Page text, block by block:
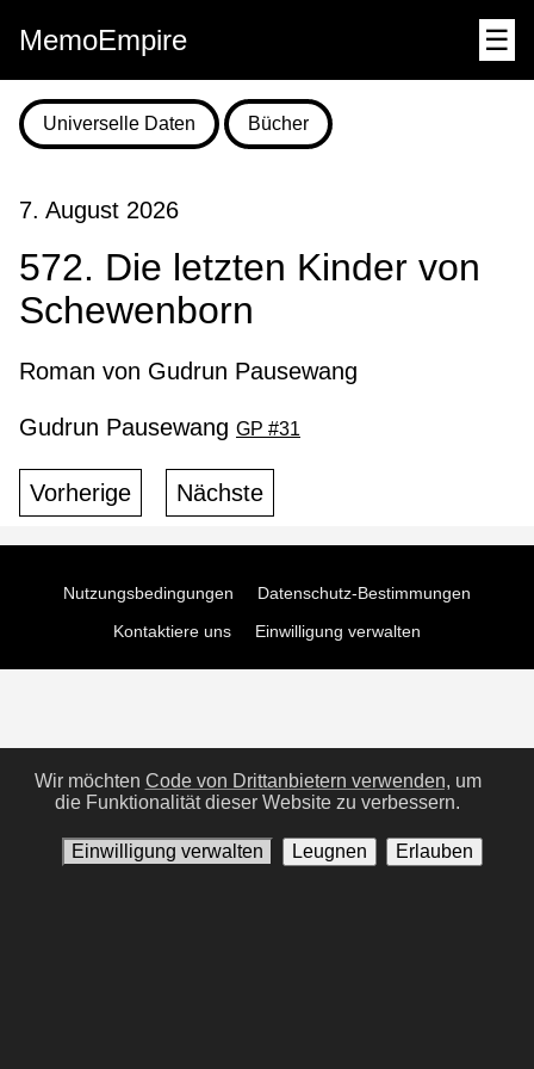
MemoEmpire ☰
Universelle Daten Bücher
7. August 2026
572. Die letzten Kinder von
Schewenborn
Roman von Gudrun Pausewang
Gudrun Pausewang GP #31
Vorherige Nächste
Nutzungsbedingungen
Datenschutz-Bestimmungen
Kontaktiere uns
Einwilligung verwalten
Wir möchten Code von Drittanbietern verwenden, um
die Funktionalität dieser Website zu verbessern.
Einwilligung verwalten Leugnen Erlauben